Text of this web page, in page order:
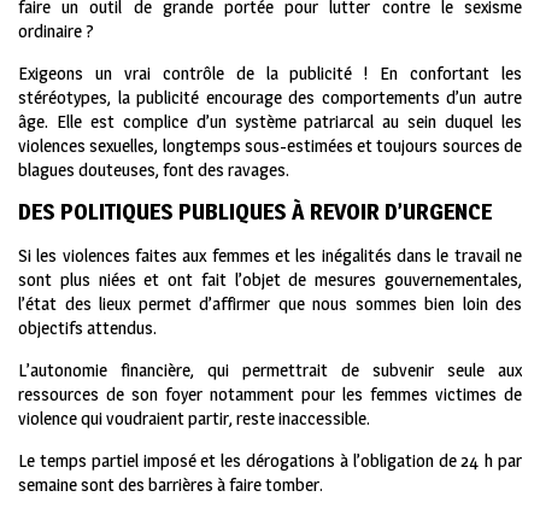
faire un outil de grande portée pour lutter contre le sexisme
ordinaire ?
Exigeons un vrai contrôle de la publicité ! En confortant les
stéréotypes, la publicité encourage des comportements d’un autre
âge. Elle est complice d’un système patriarcal au sein duquel les
violences sexuelles, longtemps sous-estimées et toujours sources de
blagues douteuses, font des ravages.
DES POLITIQUES PUBLIQUES À REVOIR D’URGENCE
Si les violences faites aux femmes et les inégalités dans le travail ne
sont plus niées et ont fait l’objet de mesures gouvernementales,
l’état des lieux permet d’affirmer que nous sommes bien loin des
objectifs attendus.
L’autonomie financière, qui permettrait de subvenir seule aux
ressources de son foyer notamment pour les femmes victimes de
violence qui voudraient partir, reste inaccessible.
Le temps partiel imposé et les dérogations à l’obligation de 24 h par
semaine sont des barrières à faire tomber.